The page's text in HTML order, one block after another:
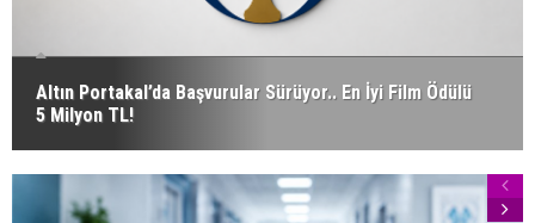
Altın Portakal’da Başvurular Sürüyor.. En İyi Film Ödülü
5 Milyon TL!